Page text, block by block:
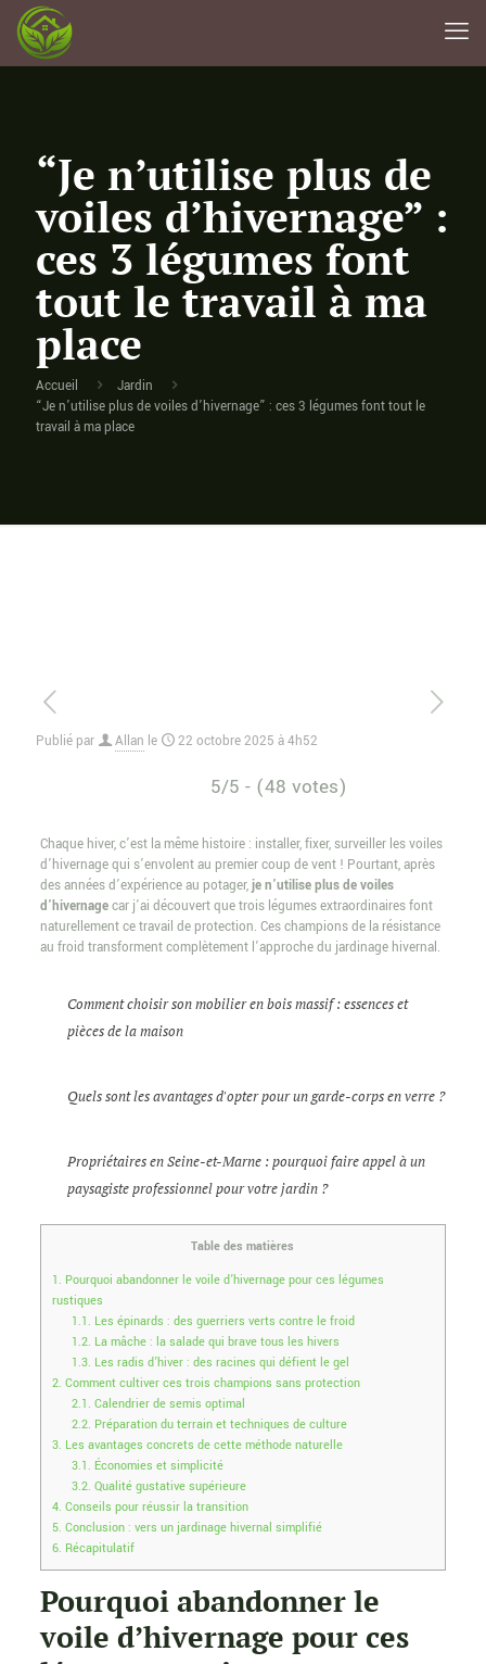
“Je n’utilise plus de
voiles d’hivernage” :
ces 3 légumes font
tout le travail à ma
place
Accueil
Jardin
“Je n’utilise plus de voiles d’hivernage” : ces 3 légumes font tout le
travail à ma place
Publié par Allan le 22 octobre 2025 à 4h52
5/5 - (48 votes)
Chaque hiver, c’est la même histoire : installer, fixer, surveiller les voiles
d’hivernage qui s’envolent au premier coup de vent ! Pourtant, après
des années d’expérience au potager,je n’utilise plus de voiles
d’hivernagecar j’ai découvert que trois légumes extraordinaires font
naturellement ce travail de protection. Ces champions de la résistance
au froid transforment complètement l’approche du jardinage hivernal.
Comment choisir son mobilier en bois massif : essences et
pièces de la maison
Quels sont les avantages d'opter pour un garde-corps en verre ?
Propriétaires en Seine-et-Marne : pourquoi faire appel à un
paysagiste professionnel pour votre jardin ?
Table des matières
1. Pourquoi abandonner le voile d’hivernage pour ces légumes
rustiques
1.1. Les épinards : des guerriers verts contre le froid
1.2. La mâche : la salade qui brave tous les hivers
1.3. Les radis d’hiver : des racines qui défient le gel
2. Comment cultiver ces trois champions sans protection
2.1. Calendrier de semis optimal
2.2. Préparation du terrain et techniques de culture
3. Les avantages concrets de cette méthode naturelle
3.1. Économies et simplicité
3.2. Qualité gustative supérieure
4. Conseils pour réussir la transition
5. Conclusion : vers un jardinage hivernal simplifié
6. Récapitulatif
Pourquoi abandonner le
voile d’hivernage pour ces